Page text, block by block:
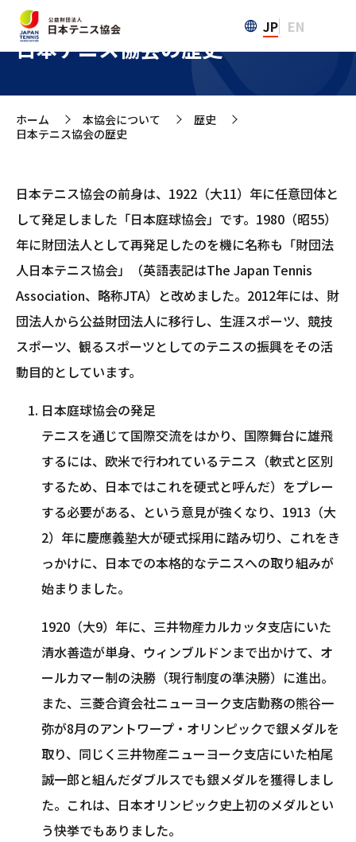
JP EN
日本テニス協会の歴史
ホーム >
本協会について >
歴史
日本テニス協会の歴史
日本テニス協会の前身は、1922（大11）年に任意団体と
して発足しました「日本庭球協会」です。1980（昭55）
年に財団法人として再発足したのを機に名称も「財団法
人日本テニス協会」（英語表記はThe Japan Tennis
Association、略称JTA）と改めました。2012年には、財
団法人から公益財団法人に移行し、生涯スポーツ、競技
スポーツ、観るスポーツとしてのテニスの振興をその活
動目的としています。
日本庭球協会の発足
テニスを通じて国際交流をはかり、国際舞台に雄飛
するには、欧米で行われているテニス（軟式と区別
するため、日本ではこれを硬式と呼んだ）をプレー
する必要がある、という意見が強くなり、1913（大
2）年に慶應義塾大が硬式採用に踏み切り、これをき
っかけに、日本での本格的なテニスへの取り組みが
始まりました。
1920（大9）年に、三井物産カルカッタ支店にいた
清水善造が単身、ウィンブルドンまで出かけて、オ
ールカマー制の決勝（現行制度の準決勝）に進出。
また、三菱合資会社ニューヨーク支店勤務の熊谷一
弥が8月のアントワープ・オリンピックで銀メダルを
取り、同じく三井物産ニューヨーク支店にいた柏尾
誠一郎と組んだダブルスでも銀メダルを獲得しまし
た。これは、日本オリンピック史上初のメダルとい
う快挙でもありました。